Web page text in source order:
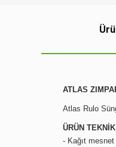
ATLAS
Atlas Rulo
ÜRÜN
- Kağıt mesnet